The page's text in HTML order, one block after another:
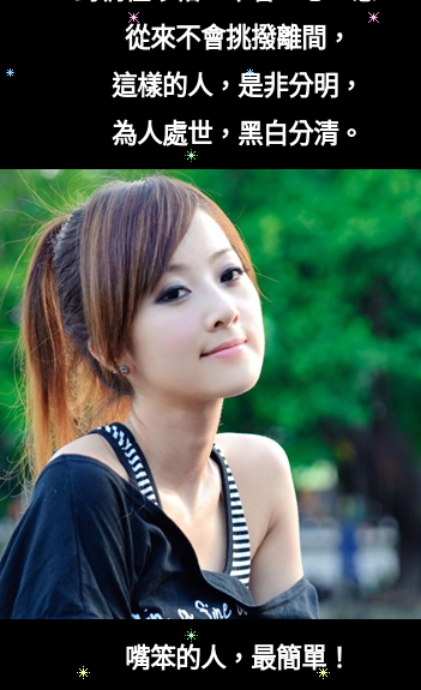
從來不會挑撥離間，
這樣的人，是非分明，
為人處世，黑白分清。
嘴笨的人，最簡單！